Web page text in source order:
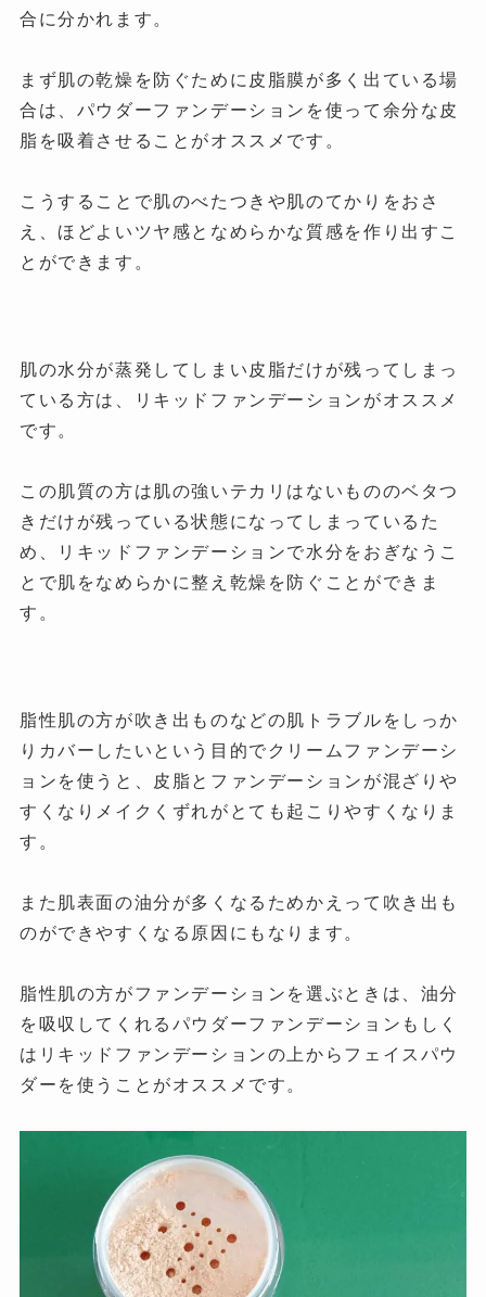
合に分かれます。
まず肌の乾燥を防ぐために皮脂膜が多く出ている場
合は、パウダーファンデーションを使って余分な皮
脂を吸着させることがオススメです。
こうすることで肌のべたつきや肌のてかりをおさ
え、ほどよいツヤ感となめらかな質感を作り出すこ
とができます。
肌の水分が蒸発してしまい皮脂だけが残ってしまっ
ている方は、リキッドファンデーションがオススメ
です。
この肌質の方は肌の強いテカリはないもののベタつ
きだけが残っている状態になってしまっているた
め、リキッドファンデーションで水分をおぎなうこ
とで肌をなめらかに整え乾燥を防ぐことができま
す。
脂性肌の方が吹き出ものなどの肌トラブルをしっか
りカバーしたいという目的でクリームファンデーシ
ョンを使うと、皮脂とファンデーションが混ざりや
すくなりメイクくずれがとても起こりやすくなりま
す。
また肌表面の油分が多くなるためかえって吹き出も
のができやすくなる原因にもなります。
脂性肌の方がファンデーションを選ぶときは、油分
を吸収してくれるパウダーファンデーションもしく
はリキッドファンデーションの上からフェイスパウ
ダーを使うことがオススメです。